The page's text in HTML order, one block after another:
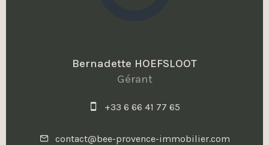
Bernadette HOEFSLOOT
Gérant
+33 6 66 41 77 65
contact@bee-provence-immobilier.com